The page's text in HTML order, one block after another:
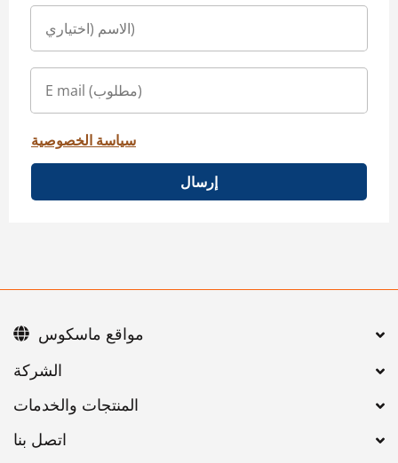
سياسة الخصوصية
إرسال
اتصل بنا
مواقع ماسكوس